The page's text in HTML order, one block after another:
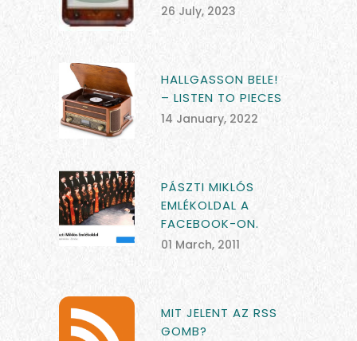
26 July, 2023
HALLGASSON BELE!
– LISTEN TO PIECES
14 January, 2022
PÁSZTI MIKLÓS
EMLÉKOLDAL A
FACEBOOK-ON.
01 March, 2011
MIT JELENT AZ RSS
GOMB?